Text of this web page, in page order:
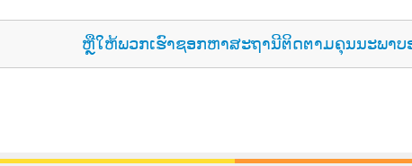
ຫຼືໃຫ້ພວກເຮົາຊອກຫາສະຖານີຕິດຕາມຄຸນນະພາບ